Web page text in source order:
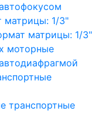
матрицы: 1/3"
матрицы: 1/3"
моторные
транспортные